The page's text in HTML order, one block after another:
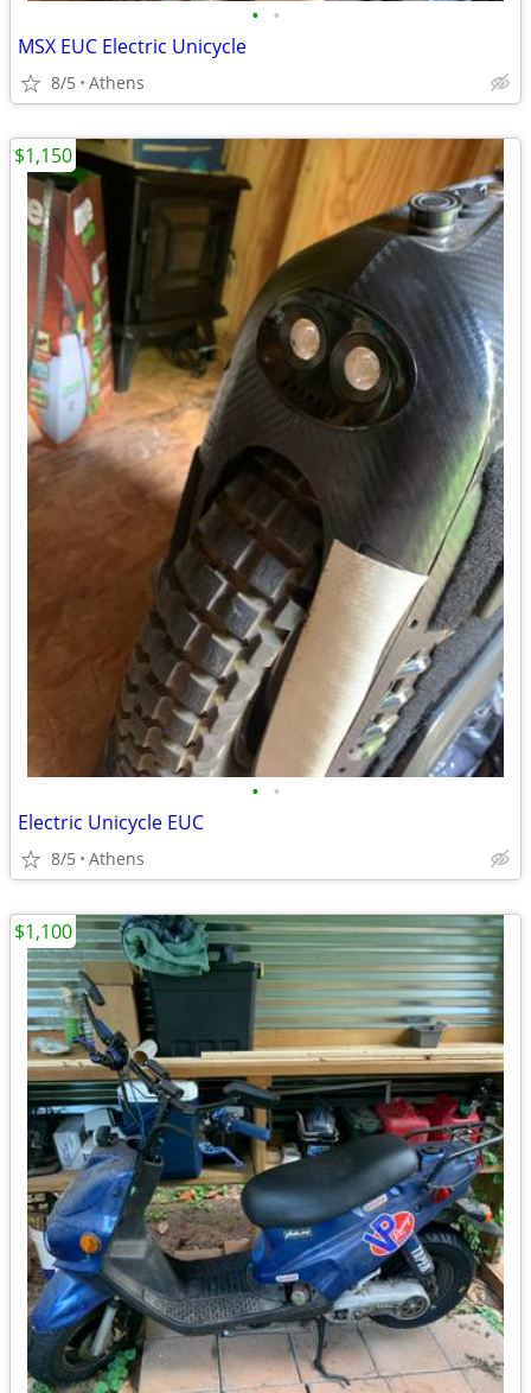
• •
MSX EUC Electric Unicycle
8/5 Athens
• •
Electric Unicycle EUC
8/5 Athens
$1,150
$1,100